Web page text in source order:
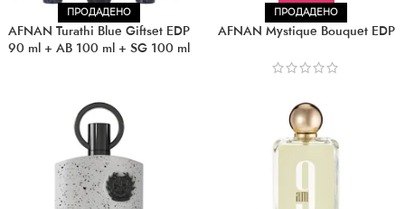
ПРОДАДЕНО
AFNAN Turathi Blue Giftset EDP
90 ml + AB 100 ml + SG 100 ml
ПРОДАДЕНО
AFNAN Mystique Bouquet EDP